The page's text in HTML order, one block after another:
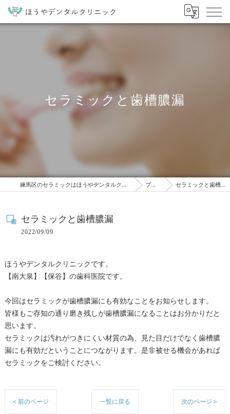
セラミックと歯槽膿漏
練馬区のセラミックはほうやデンタルクリニック ブログ セラミックと歯槽膿漏
セラミックと歯槽膿漏
2022/09/09
ほうやデンタルクリニックです。
【南大泉】【保谷】の歯科医院です。
今回はセラミックが歯槽膿漏にも有効なことをお知らせします。
皆様もご存知の通り磨き残しが歯槽膿漏になることはお分かりだと
思います。
セラミックは汚れがつきにくい材質の為、見た目だけでなく歯槽膿
漏にも有効だということにつながります。是非被せる機会があれば
セラミックをご検討ください。
< 前のページ 一覧に戻る 次のページ >